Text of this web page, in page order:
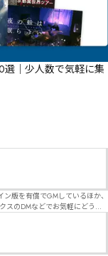
選｜少人数で気軽に集
版を有償でGMしているほか、
スのDMなどでお気軽にどう